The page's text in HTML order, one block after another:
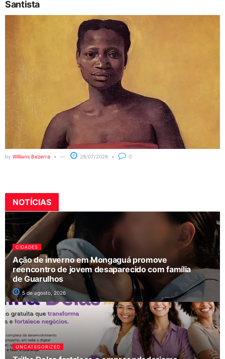
Santista
by Willians Bezerra 28/07/2026 0
NOTÍCIAS
CIDADES
Ação de inverno em Mongaguá promove
reencontro de jovem desaparecido com família
de Guarulhos
5 de agosto, 2026
UNCATEGORIZED